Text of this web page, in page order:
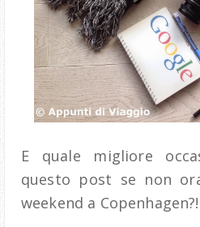
E quale migliore
questo post se non
weekend a Copenhagen?!